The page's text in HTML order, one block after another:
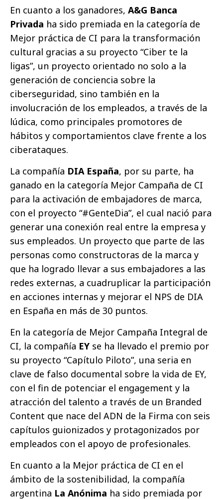
En cuanto a los ganadores, A&G Banca
Privada ha sido premiada en la categoría de
Mejor práctica de CI para la transformación
cultural gracias a su proyecto “Ciber te la
ligas”, un proyecto orientado no solo a la
generación de conciencia sobre la
ciberseguridad, sino también en la
involucración de los empleados, a través de la
lúdica, como principales promotores de
hábitos y comportamientos clave frente a los
ciberataques.
La compañía DIA España, por su parte, ha
ganado en la categoría Mejor Campaña de CI
para la activación de embajadores de marca,
con el proyecto “#GenteDia”, el cual nació para
generar una conexión real entre la empresa y
sus empleados. Un proyecto que parte de las
personas como constructoras de la marca y
que ha logrado llevar a sus embajadores a las
redes externas, a cuadruplicar la participación
en acciones internas y mejorar el NPS de DIA
en España en más de 30 puntos.
En la categoría de Mejor Campaña Integral de
CI, la compañía EY se ha llevado el premio por
su proyecto “Capítulo Piloto”, una seria en
clave de falso documental sobre la vida de EY,
con el fin de potenciar el engagement y la
atracción del talento a través de un Branded
Content que nace del ADN de la Firma con seis
capítulos guionizados y protagonizados por
empleados con el apoyo de profesionales.
En cuanto a la Mejor práctica de CI en el
ámbito de la sostenibilidad, la compañía
argentina La Anónima ha sido premiada por